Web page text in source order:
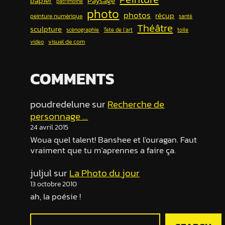
peinture numérique photo photos récup santé
sculpture scènographie Tete de l'art Théâtre toile
video visuel de com
COMMENTS
poudredelunesurRecherche de
personnage …
24 avril 2015
Woua quel talent! Banshee et l'ouragan. Faut
vraiment que tu m'aprennes a faire ça.
juljulsurLa Photo du jour
13 octobre 2010
ah, la poésie !
R